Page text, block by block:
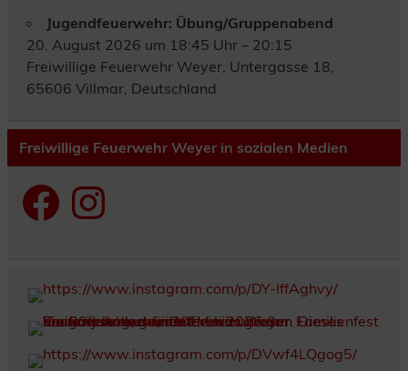
Jugendfeuerwehr: Übung/Gruppenabend
20. August 2026 um 18:45 Uhr – 20:15
Freiwillige Feuerwehr Weyer, Untergasse 18,
65606 Villmar, Deutschland
Freiwillige Feuerwehr Weyer in sozialen Medien
FacebookInstagram